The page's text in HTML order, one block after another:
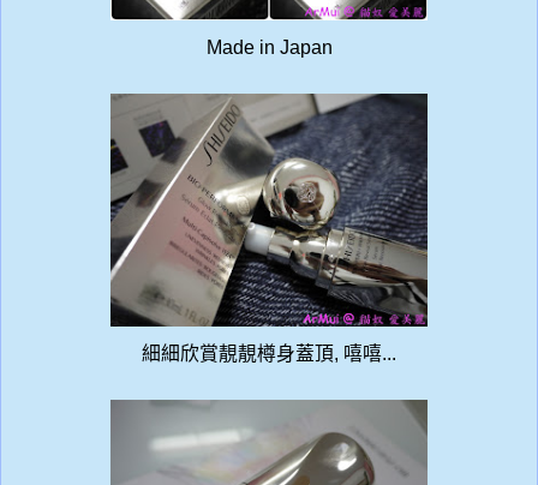
Made in Japan
細細欣賞靚靚樽身蓋頂, 嘻嘻...